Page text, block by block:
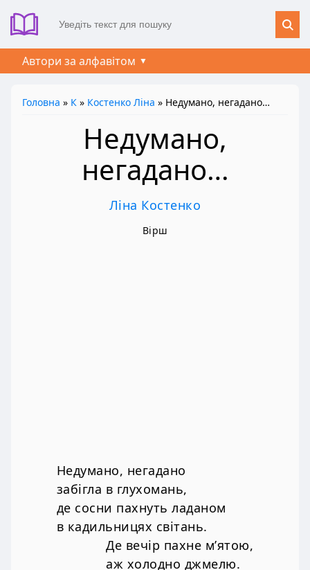
Автори за алфавітом
Головна » К » Костенко Ліна » Недумано, негадано…
Недумано,
негадано…
Ліна Костенко
Вірш
Недумано, негадано
забігла в глухомань,
де сосни пахнуть ладаном
в кадильницях світань.
Де вечір пахне м’ятою,
аж холодно джмелю.